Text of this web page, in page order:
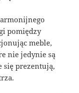
pomiędzy
meble,
nie jedynie są
się prezentują,